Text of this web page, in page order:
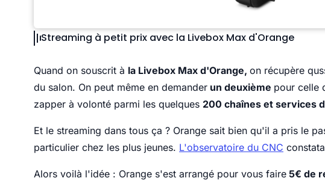
Streaming à petit prix avec la Livebox Max d'Orange
Quand on souscrit à la Livebox Max d'Orange, on récupère
du salon. On peut même en demander un deuxième pour celle
zapper à volonté parmi les quelques 200 chaînes et services
Et le streaming dans tous ça ? Orange sait bien qu'il a pris le
particulier chez les plus jeunes. L'observatoire du CNC
Alors voilà l'idée : Orange s'est arrangé pour vous faire 5€ de